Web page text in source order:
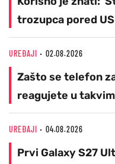
trozupca pored
UREĐAJI 02.08.2026
Zašto se telefon
reagujete u
UREĐAJI 04.08.2026
Prvi Galaxy S27